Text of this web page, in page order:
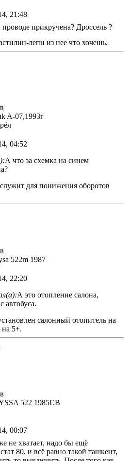
21:48
прикручена? Дроссель ?
лепи из нее что хочешь.
A-07,1993г
04:52
А что за схемка на синем
для понижения оборотов
522m 1987
22:20
А это отопление салона,
автобуса.
салонный отопитель на
на 5+.
522 1985Г.В
00:07
не хватает, надо бы ещё
80, и всё равно такой ташкент,